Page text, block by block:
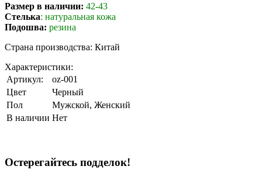
Размер в наличии: 42-43
Стелька: натуральная кожа
Подошва: резина
Страна производства: Китай
Характеристики:
Артикул:
oz-001
Цвет
Черный
Пол
Мужской, Женский
В наличии Нет
Остерегайтесь подделок!